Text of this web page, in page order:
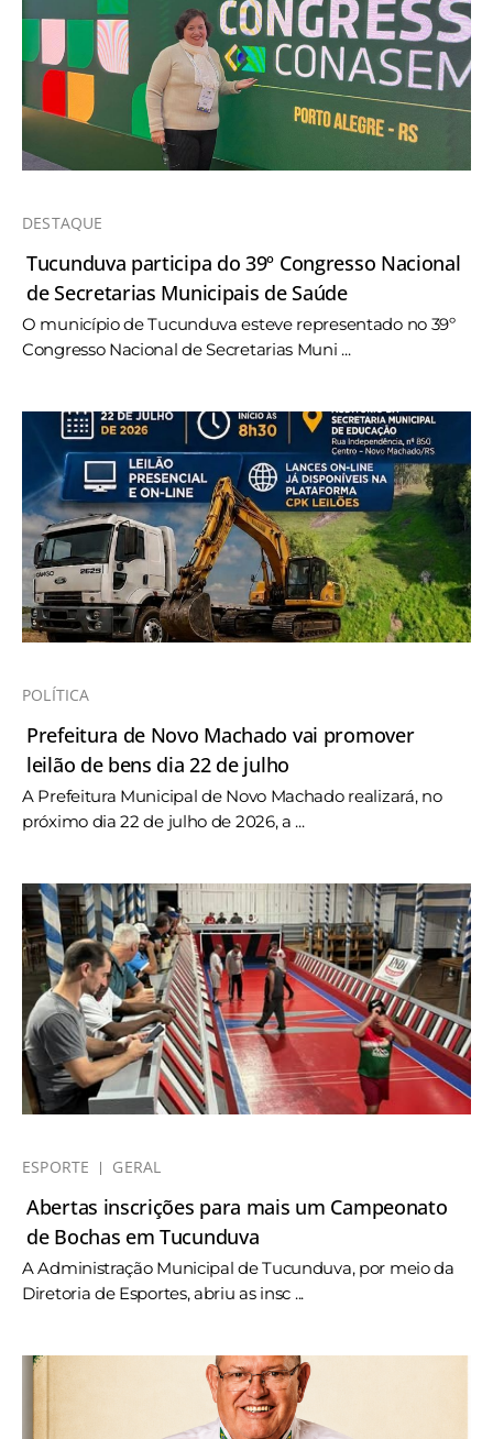
DESTAQUE
Tucunduva participa do 39º Congresso Nacional
de Secretarias Municipais de Saúde
O município de Tucunduva esteve representado no 39º
Congresso Nacional de Secretarias Muni ...
POLÍTICA
Prefeitura de Novo Machado vai promover
leilão de bens dia 22 de julho
A Prefeitura Municipal de Novo Machado realizará, no
próximo dia 22 de julho de 2026, a ...
ESPORTE GERAL
Abertas inscrições para mais um Campeonato
de Bochas em Tucunduva
A Administração Municipal de Tucunduva, por meio da
Diretoria de Esportes, abriu as insc ...